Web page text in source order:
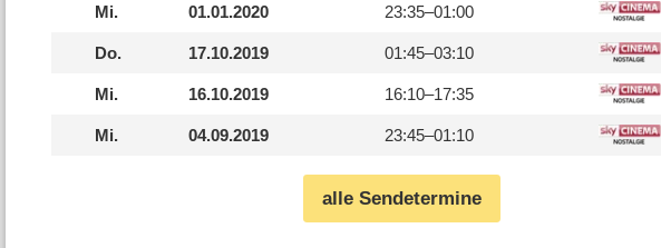
Mi. 01.01.2020 23:35–01:00
Do. 17.10.2019 01:45–03:10
Mi. 16.10.2019 16:10–17:35
Mi. 04.09.2019 23:45–01:10
alle Sendetermine